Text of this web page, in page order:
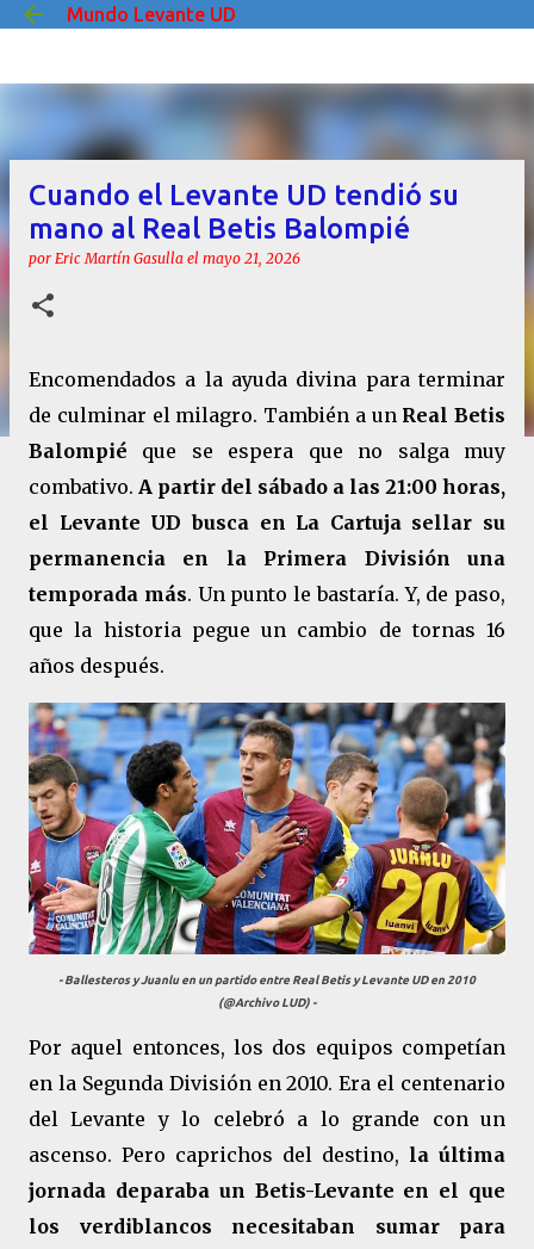
Ir al contenido principal
Mundo Levante UD
Cuando el Levante UD tendió su
mano al Real Betis Balompié
por Eric Martín Gasulla el mayo 21, 2026
Encomendados a la ayuda divina para terminar
de culminar el milagro. También a un Real Betis
Balompié que se espera que no salga muy
combativo. A partir del sábado a las 21:00 horas,
el Levante UD busca en La Cartuja sellar su
permanencia en la Primera División una
temporada más. Un punto le bastaría. Y, de paso,
que la historia pegue un cambio de tornas 16
años después.
- Ballesteros y Juanlu en un partido entre Real Betis y Levante UD en 2010
(@Archivo LUD) -
Por aquel entonces, los dos equipos competían
en la Segunda División en 2010. Era el centenario
del Levante y lo celebró a lo grande con un
ascenso. Pero caprichos del destino, la última
jornada deparaba un Betis-Levante en el que
los verdiblancos necesitaban sumar para